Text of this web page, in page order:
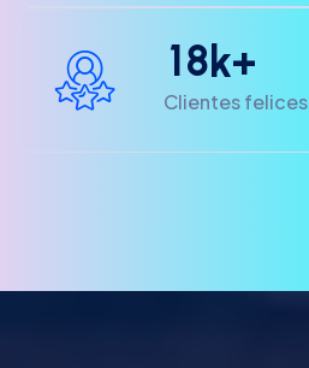
18k+
Clientes felices